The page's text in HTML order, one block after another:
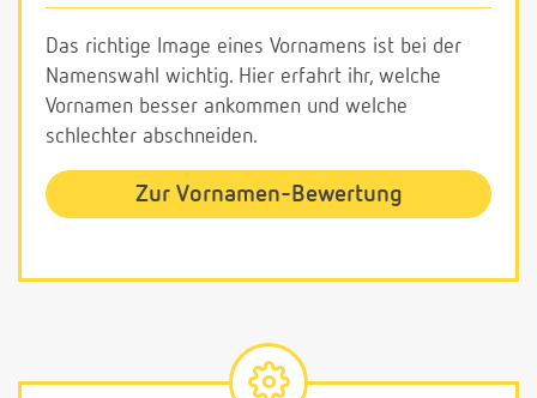
Das richtige Image eines Vornamens ist bei der
Namenswahl wichtig. Hier erfahrt ihr, welche
Vornamen besser ankommen und welche
schlechter abschneiden.
Zur Vornamen-Bewertung